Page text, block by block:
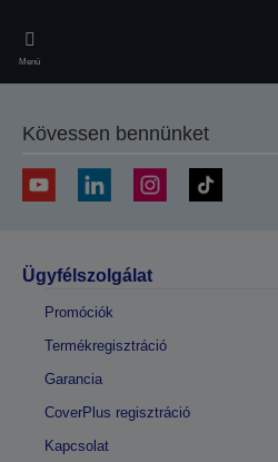
main
content
Menü
Kövessen bennünket
Ügyfélszolgálat
Promóciók
Termékregisztráció
Garancia
CoverPlus regisztráció
Kapcsolat